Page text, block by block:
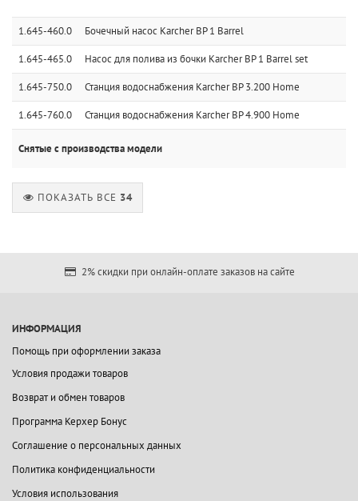
1.645-460.0 Бочечный насос Karcher BP 1 Barrel
1.645-465.0 Насос для полива из бочки Karcher BP 1 Barrel set
1.645-750.0 Станция водоснабжения Karcher BP 3.200 Home
1.645-760.0 Станция водоснабжения Karcher BP 4.900 Home
Снятые с производства модели
ПОКАЗАТЬ ВСЕ 34
2% скидки при онлайн-оплате заказов на сайте
ИНФОРМАЦИЯ
Помощь при оформлении заказа
Условия продажи товаров
Возврат и обмен товаров
Программа Керхер Бонус
Соглашение о персональных данных
Политика конфиденциальности
Условия использования